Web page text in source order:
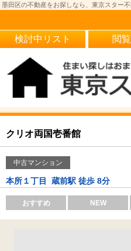
墨田区の不動産をお探しなら、東京スター
検討中リスト 閲
クリオ両国壱番館
中古マンション
本所１丁目 蔵前駅 徒歩 8分
おすすめ NEW